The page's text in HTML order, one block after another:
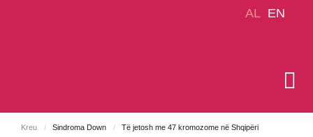
Kreu / Sindroma Down / Të jetosh me 47 kromozome në Shqipëri
AL EN